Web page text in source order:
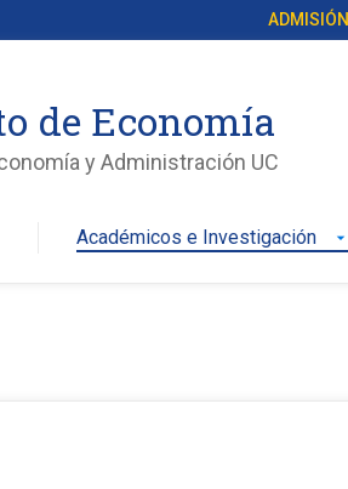
ADMISIÓN
de Economía
y Administración UC
Académicos e Investigación arrow_drop_down